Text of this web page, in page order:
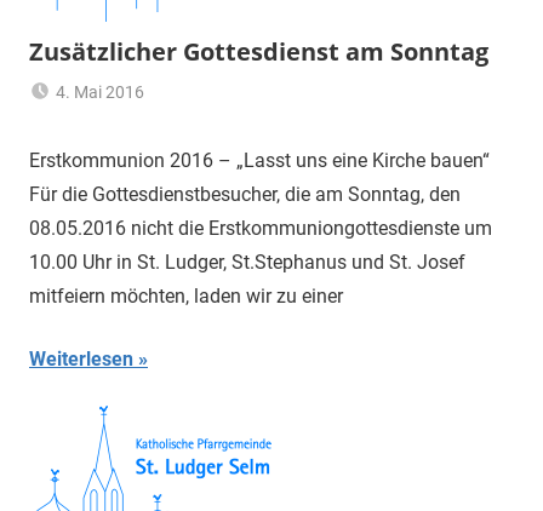
Zusätzlicher Gottesdienst am Sonntag
4. Mai 2016
Themann
Erstkommunion 2016 – „Lasst uns eine Kirche bauen“
Für die Gottesdienstbesucher, die am Sonntag, den
08.05.2016 nicht die Erstkommuniongottesdienste um
10.00 Uhr in St. Ludger, St.Stephanus und St. Josef
mitfeiern möchten, laden wir zu einer
Weiterlesen